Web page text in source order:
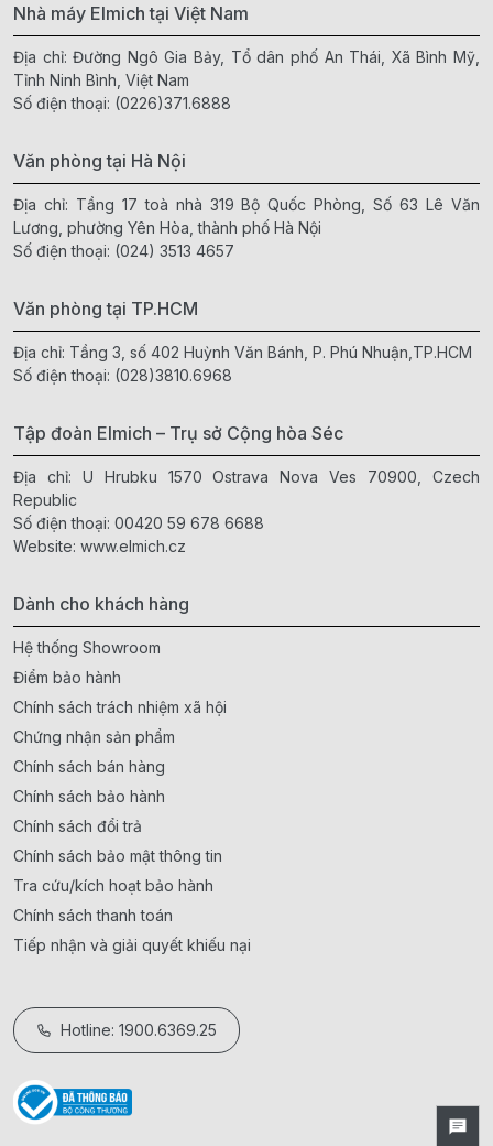
Nhà máy Elmich tại Việt Nam
Địa chỉ: Đường Ngô Gia Bảy, Tổ dân phố An Thái, Xã Bình Mỹ,
Tỉnh Ninh Bình, Việt Nam
Số điện thoại: (0226)371.6888
Văn phòng tại Hà Nội
Địa chỉ: Tầng 17 toà nhà 319 Bộ Quốc Phòng, Số 63 Lê Văn
Lương, phường Yên Hòa, thành phố Hà Nội
Số điện thoại: (024) 3513 4657
Văn phòng tại TP.HCM
Địa chỉ: Tầng 3, số 402 Huỳnh Văn Bánh, P. Phú Nhuận,TP.HCM
Số điện thoại: (028)3810.6968
Tập đoàn Elmich – Trụ sở Cộng hòa Séc
Địa chỉ: U Hrubku 1570 Ostrava Nova Ves 70900, Czech
Republic
Số điện thoại: 00420 59 678 6688
Website: www.elmich.cz
Dành cho khách hàng
Hệ thống Showroom
Điểm bảo hành
Chính sách trách nhiệm xã hội
Chứng nhận sản phẩm
Chính sách bán hàng
Chính sách bảo hành
Chính sách đổi trả
Chính sách bảo mật thông tin
Tra cứu/kích hoạt bảo hành
Chính sách thanh toán
Tiếp nhận và giải quyết khiếu nại
Hotline: 1900.6369.25